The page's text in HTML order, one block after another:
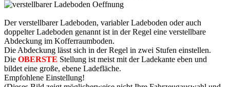
Der verstellbarer Ladeboden, variabler Ladeboden oder auch
doppelter Ladeboden genannt ist in der Regel eine verstellbare
Abdeckung im Kofferraumboden.
Die Abdeckung lässt sich in der Regel in zwei Stufen einstellen.
Die OBERSTE Stellung ist meist mit der Ladekante eben und
bildet eine große, ebene Ladefläche.
Empfohlene Einstellung!